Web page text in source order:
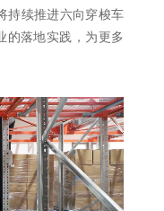
持续推进六向穿梭车
的落地实践，为更多